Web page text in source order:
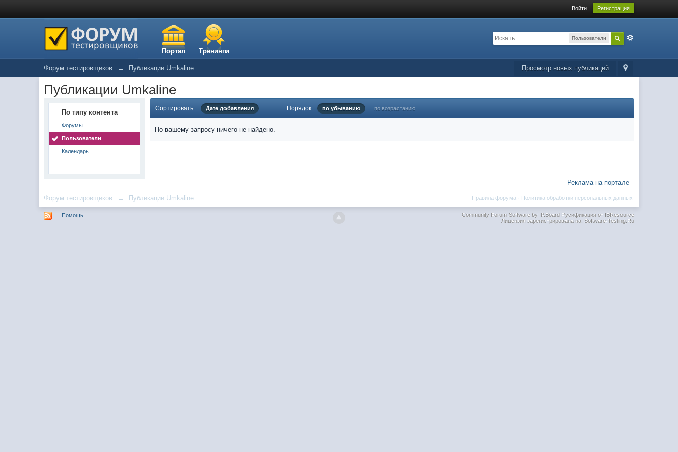
Войти Регистрация
Портал Тренинги
Пользователи
Просмотр новых публикаций
Форум тестировщиков → Публикации Umkaline
Публикации Umkaline
По типу контента
Форумы
Пользователи
Календарь
Сортировать Дате добавления Порядок по убыванию по возрастанию
По вашему запросу ничего не найдено.
Реклама на портале
Форум тестировщиков → Публикации Umkaline Политика обработки персональных данных
Правила форума ·
Помощь Community Forum Software by IP.BoardРусификация от IBResource
Лицензия зарегистрирована на: Software-Testing.Ru